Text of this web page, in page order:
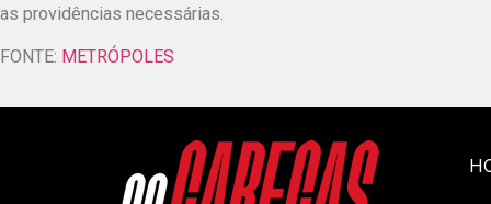
as providências necessárias.
FONTE: METRÓPOLES